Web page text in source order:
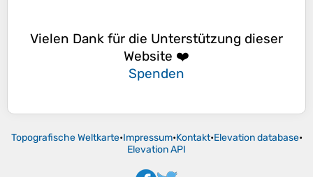
Vielen Dank für die Unterstützung dieser
Website ❤️
Spenden
Topografische Weltkarte•Impressum•Kontakt•Elevation database•
Elevation API